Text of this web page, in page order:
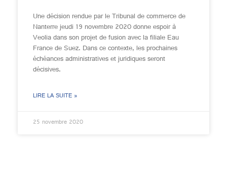
Une décision rendue par le Tribunal de commerce de
Nanterre jeudi 19 novembre 2020 donne espoir à
Veolia dans son projet de fusion avec la filiale Eau
France de Suez. Dans ce contexte, les prochaines
échéances administratives et juridiques seront
décisives.
LIRE LA SUITE »
25 novembre 2020